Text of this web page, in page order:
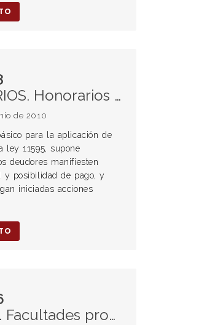
arancelaria. Regulación de honorarios conforme a la ley vigente al tiempo de la realización de los trabajos profesionales.
de 2010
para la aplicación de
ley 11595, supone
deudores manifiesten
y posibilidad de pago, y
iniciadas acciones
Facultad procesal de contestar la demanda. Preclusión por incompatibilidad. Principios procesales. “Favor processum”. Alcance.